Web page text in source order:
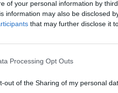
of your personal information by
information may also be disclosed
that may further disclose it
Processing Opt Outs
out of the Sharing of my personal